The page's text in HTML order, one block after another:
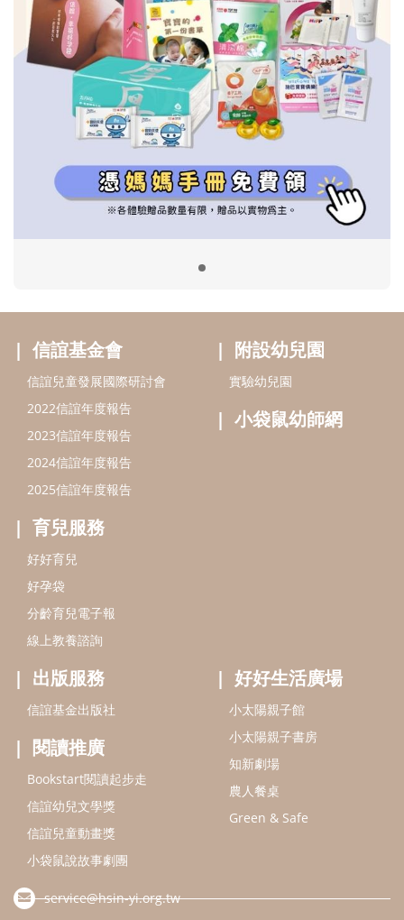
信誼基金會
2022信誼年度報告
2023信誼年度報告
2024信誼年度報告
好孕袋
分齡育兒電子報
線上教養諮詢
附設幼兒園
小袋鼠幼師網
出版服務
信誼基金出版社
閱讀推廣
Bookstart閱讀起步走
信誼幼兒文學獎
信誼兒童動畫獎
小袋鼠說故事劇團
service@hsin-yi.org.tw
信誼好好育兒
小太陽親子書房
(02)2396-5305轉2345 (週一～週五 9:00～18:00)
認識信誼 合作洽談 智慧財產權聲明
本網站建議使用IE9(含以上)或 Google Chrome 版本瀏覽器
信誼基金會/上誼文化實業股份有限公司 版權所有 ©